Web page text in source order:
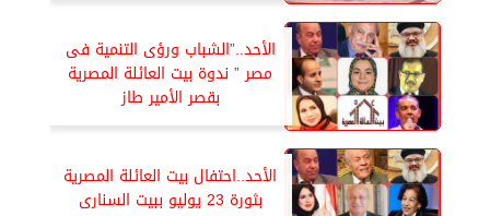
الأحد..”الشباب ورؤى التنمية فى
مصر ” ندوة بيت العائلة المصرية
بقصر الأمير طاز
الأحد..احتفال بيت العائلة المصرية
بثورة 23 يوليو ببيت السنارى